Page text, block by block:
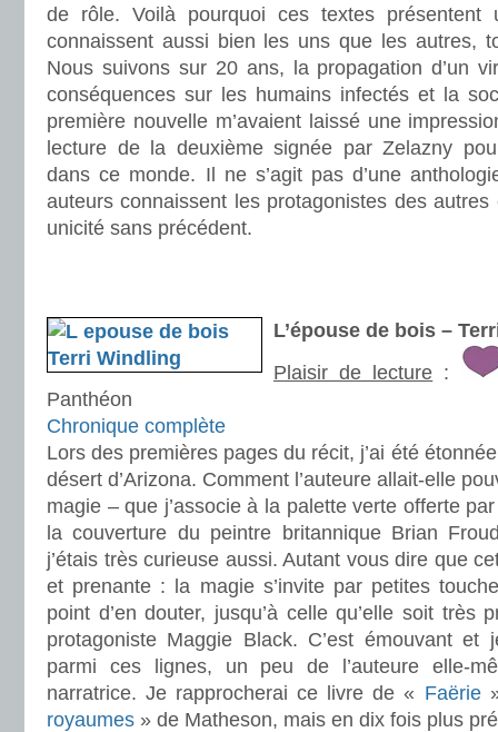
de rôle. Voilà pourquoi ces textes
connaissent aussi bien les uns que les autres,
Nous suivons sur 20 ans, la propagation d’un
conséquences sur les humains infectés et la
première nouvelle m’avaient laissé une
lecture de la deuxième signée par Zelazny
dans ce monde. Il ne s’agit pas d’une
auteurs connaissent les protagonistes des autres
unicité sans précédent.
L’épouse de bois –
Plaisir de lecture :
Panthéon
Chronique complète
Lors des premières pages du récit, j’ai été
désert d’Arizona. Comment l’auteure allait-elle
magie – que j’associe à la palette verte offerte
la couverture du peintre britannique Brian
j’étais très curieuse aussi. Autant vous dire que
et prenante : la magie s’invite par petites
point d’en douter, jusqu’à celle qu’elle soit très
protagoniste Maggie Black. C’est émouvant et
parmi ces lignes, un peu de l’auteure elle-
narratrice. Je rapprocherai ce livre de « Faërie
royaumes » de Matheson, mais en dix fois plus